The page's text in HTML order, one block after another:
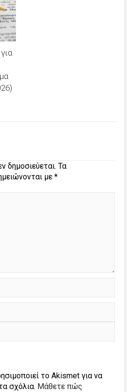
δημοσιεύεται. Τα
με*
το Akismet για να
σχόλια. Μάθετε πώς